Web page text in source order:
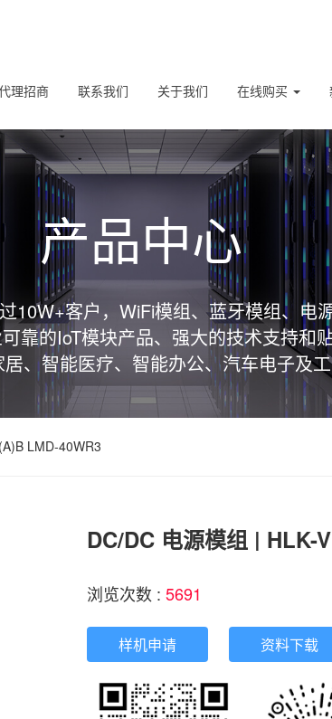
理招商 联系我们 关于我们 在线购买
产品中心
10W+客户，WiFi模组、蓝牙模组、电
靠的IoT模块产品、强大的技术支持和
、智能医疗、智能办公、汽车电子及工
LMD-40WR3
DC/DC 电源模组 | HLK-
浏览次数 : 5691
样机申请 资料下载